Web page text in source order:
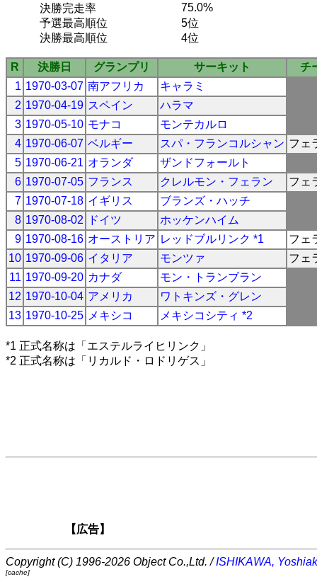
決勝完走率
75.0%
予選最高順位
5位
決勝最高順位
4位
R 決勝日 グランプリ サーキット
チ
1 1970-03-07 南アフリカ
キャラミ
2 1970-04-19 スペイン
ハラマ
3 1970-05-10 モナコ
モンテカルロ
4 1970-06-07 ベルギー スパ・フランコルシャン フェ
5 1970-06-21 オランダ
ザンドフォールト
6 1970-07-05 フランス クレルモン・フェラン
フェ
7 1970-07-18 イギリス
ブランズ・ハッチ
8 1970-08-02 ドイツ
ホッケンハイム
9 1970-08-16 オーストリア レッドブルリンク *1
フェ
10 1970-09-06 イタリア モンツァ
フェ
11 1970-09-20 カナダ
モン・トランブラン
12 1970-10-04 アメリカ
ワトキンズ・グレン
13 1970-10-25 メキシコ メキシコシティ *2
*1 正式名称は「エステルライヒリンク」
*2 正式名称は「リカルド・ロドリゲス」
【広告】
Copyright (C) 1996-2026 Object Co.,Ltd. /ISHIKAWA,
[cache]